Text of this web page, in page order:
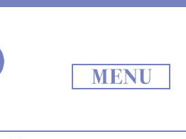
MENU